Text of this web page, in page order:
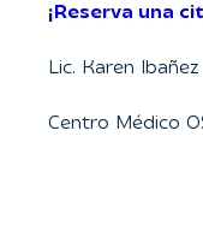
¡Reserva una
Lic. Karen Ibañez
Centro Médico